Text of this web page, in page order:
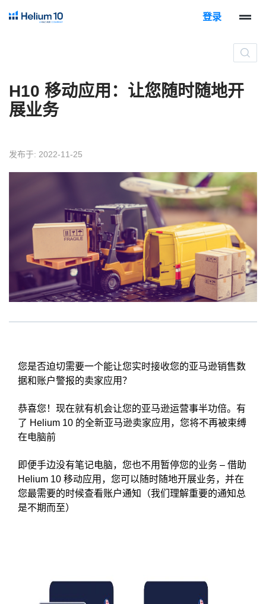
登录
H10 移动应用：让您随时随地开
展业务
发布于: 2022-11-25
您是否迫切需要一个能让您实时接收您的亚马逊销售数
据和账户警报的卖家应用？
恭喜您！现在就有机会让您的亚马逊运营事半功倍。有
了 Helium 10 的全新亚马逊卖家应用，您将不再被束缚
在电脑前
即便手边没有笔记电脑，您也不用暂停您的业务 – 借助
Helium 10 移动应用，您可以随时随地开展业务，并在
您最需要的时候查看账户通知（我们理解重要的通知总
是不期而至）